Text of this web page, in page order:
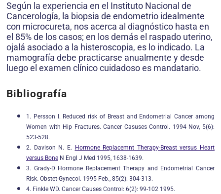
Según la experiencia en el Instituto Nacional de
Cancerología, la biopsia de endometrio idealmente
con microcureta, nos acerca al diagnóstico hasta en
el 85% de los casos; en los demás el raspado uterino,
ojalá asociado a la histeroscopia, es lo indicado. La
mamografía debe practicarse anualmente y desde
luego el examen clínico cuidadoso es mandatario.
Bibliografía
1. Persson I. Reduced risk of Breast and Endometrial Cancer among
Women with Hip Fractures. Cancer Casuses Control. 1994 Nov, 5(6):
523-528.
2. Davison N. E.
Hormone Replacemnt Therapy-Breast versus Heart
versus Bone N Engl J Med 1995, 1638-1639.
3. Grady-D Hormone Replacement Therapy and Endometrial Cancer
Risk. Obstet-Gynecol. 1995 Feb., 85(2): 304-313.
4. Finkle WD. Cancer Causes Control: 6(2): 99-102 1995.